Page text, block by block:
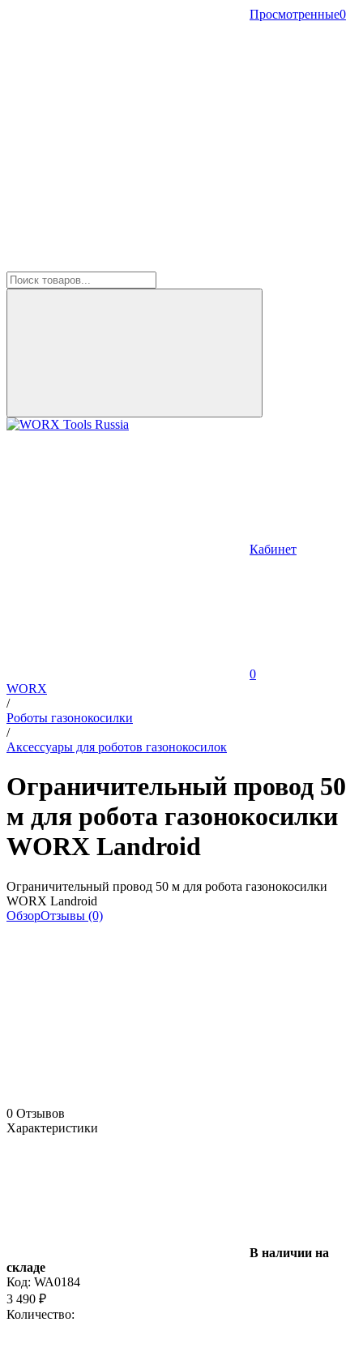
Просмотренные0
Кабинет
0
WORX
/
Роботы газонокосилки
/
Аксессуары для роботов газонокосилок
Ограничительный провод 50
м для робота газонокосилки
WORX Landroid
Ограничительный провод 50 м для робота газонокосилки
WORX Landroid
ОбзорОтзывы (0)
0 Отзывов
Характеристики
В наличии на
складе
Код: WA0184
3 490 ₽
Количество: